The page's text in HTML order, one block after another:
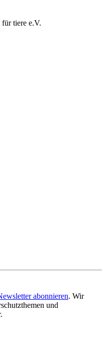
tiere e.V.
abonnieren. Wir
und